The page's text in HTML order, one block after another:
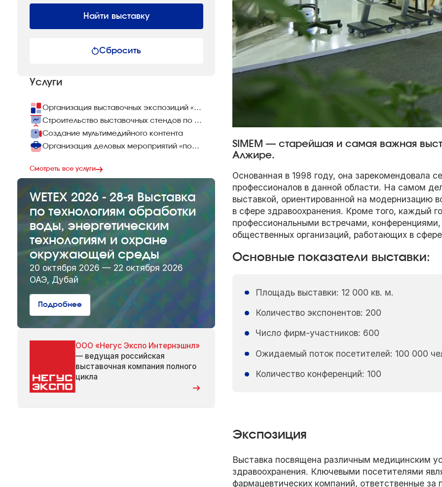
Найти выставку
Сбросить
Услуги
Организация выставочных экспозиций «под ключ»
Строительство выставочных стендов по всему миру
Создание мультимедийного контента
Организация деловых мероприятий «под ключ»
Смотреть все услуги
WETEX 2026 - 28-я Выставка
по технологиям обработки
воды, энергетическим
технологиям и охране
окружающей среды
20 октября 2026 — 22 октября 2026
ОАЭ, Дубай
Подробнее
ООО «Негус Экспо Интернэшнл»
— ведущая российская
выставочная компания полного
цикла
SIMEM — старейшая и самая важная
Алжире.
Основанная в 1998 году, она зарекомендовала
профессионалов в данной области. На самом
выставкой, ориентированной на модернизацию
в сфере здравоохранения. Кроме того, каждый
профессиональными встречами,
общественных организаций, работающих в
Основные показатели выставки:
Площадь выставки: 12 000 кв. м.
Количество экспонентов: 200
Число фирм-участников: 600
Ожидаемый поток посетителей: 100 000
Количество конференций: 100
Экспозиция
Выставка посвящена различным медицинским
здравоохранения. Ключевыми посетителями
фармацевтических компаний, ответственные за